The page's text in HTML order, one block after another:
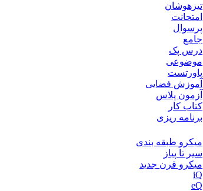
تیزهوشان
امتحانت
پرسوال
جامع
درس پک
موضوعی
پاورتست
آموزش فضایی
آزمون پلاس
کتاب کار
برنامه ریزی
میکرو طبقه بندی
سیر تا پیاز
میکرو قرن جدید
iQ
eQ